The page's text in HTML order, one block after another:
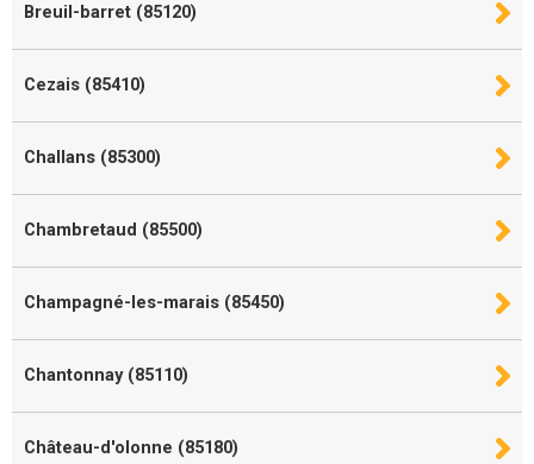
Breuil-barret (85120)
Cezais (85410)
Challans (85300)
Chambretaud (85500)
Champagné-les-marais (85450)
Chantonnay (85110)
Château-d'olonne (85180)